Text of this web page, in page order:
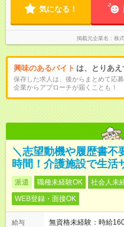
気になる！
掲載元企業名 株
興味のあるバイト は、とりあ
保存した求人は、後からまとめて応募
企業からアプローチが届くことも！
＼志望動機や履歴書不
時間！介護施設で生活
派遣 職種未経験OK 社会人未
WEB登録・面接OK
給与
無資格未経験：時給